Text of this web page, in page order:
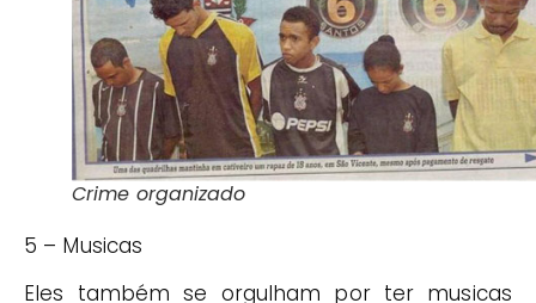
Crime organizado
5 – Musicas
Eles também se orgulham por ter musicas